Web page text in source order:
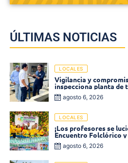
ÚLTIMAS NOTICIAS
LOCALES
Vigilancia y
inspecciona planta de
agosto 6, 2026
LOCALES
¡Los profesores se
Encuentro Folclórico
2026 en Ciénaga
agosto 6, 2026